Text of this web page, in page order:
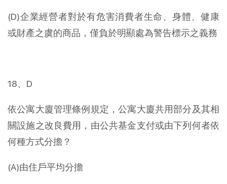
(D)企業經營者對於有危害消費者生命、身體、健康
或財產之虞的商品，僅負於明顯處為警告標示之義務
18、D
依公寓大廈管理條例規定，公寓大廈共用部分及其相
關設施之改良費用，由公共基金支付或由下列何者依
何種方式分擔？
(A)由住戶平均分擔